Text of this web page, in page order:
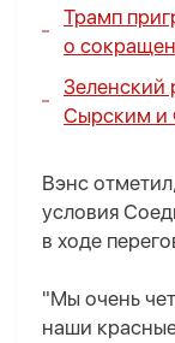
Трамп
о
Зеленский
Сырским и
Вэнс
условия
в ходе
"Мы очень
наши